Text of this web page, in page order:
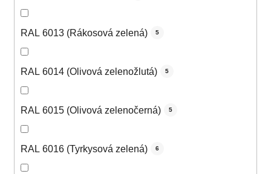
RAL 6013 (Rákosová zelená) 5
RAL 6014 (Olivová zelenožlutá) 5
RAL 6015 (Olivová zelenočerná) 5
RAL 6016 (Tyrkysová zelená) 6